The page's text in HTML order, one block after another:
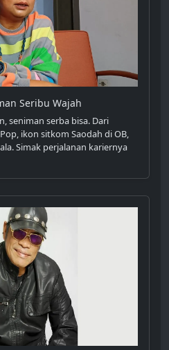
Seribu Wajah
seniman serba bisa. Dari
ikon sitkom Saodah di OB,
Simak perjalanan kariernya